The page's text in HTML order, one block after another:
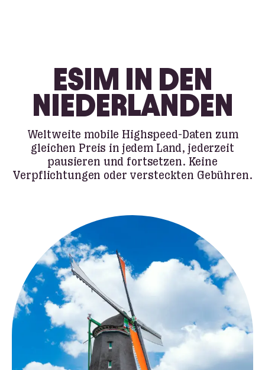
ESIM IN DEN
NIEDERLANDEN
Weltweite mobile Highspeed-Daten zum
gleichen Preis in jedem Land, jederzeit
pausieren und fortsetzen. Keine
Verpflichtungen oder versteckten Gebühren.